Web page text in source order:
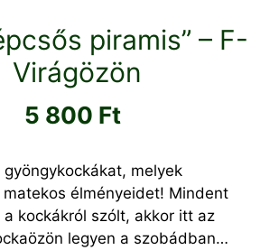
piramis” – F-
Virágözön
5 800 Ft
gyöngykockákat, melyek
élményeidet! Mindent
kockákról szólt, akkor itt az
legyen a szobádban…